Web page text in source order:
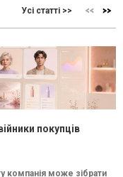
Усі статті >>
покупців
компанія може зібрати